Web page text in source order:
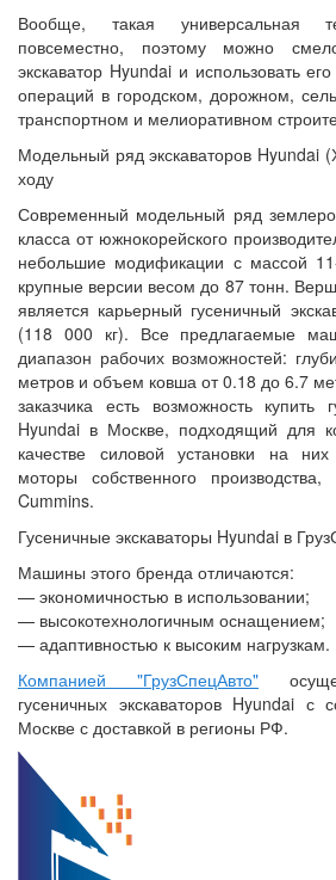
Вообще, такая универсальная
повсеместно, поэтому можно
экскаватор Hyundai и использовать
операций в городском, дорожном,
транспортном и мелиоративном
Модельный ряд экскаваторов Hyundai
ходу
Современный модельный ряд
класса от южнокорейского
небольшие модификации с массой
крупные версии весом до 87 тонн.
является карьерный гусеничный
(118 000 кг). Все предлагаемые
диапазон рабочих возможностей:
метров и объем ковша от 0.18 до 6.7
заказчика есть возможность купить
Hyundai в Москве, подходящий для
качестве силовой установки на них
моторы собственного
Cummins.
Гусеничные экскаваторы Hyundai в
Машины этого бренда отличаются:
— экономичностью в использовании;
— высокотехнологичным оснащением;
— адаптивностью к высоким нагрузкам.
Компанией "ГрузСпецАвто"
гусеничных экскаваторов Hyundai с
Москве с доставкой в регионы РФ.